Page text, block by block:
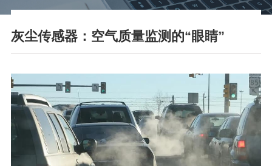
灰尘传感器：空气质量监测的“眼睛”